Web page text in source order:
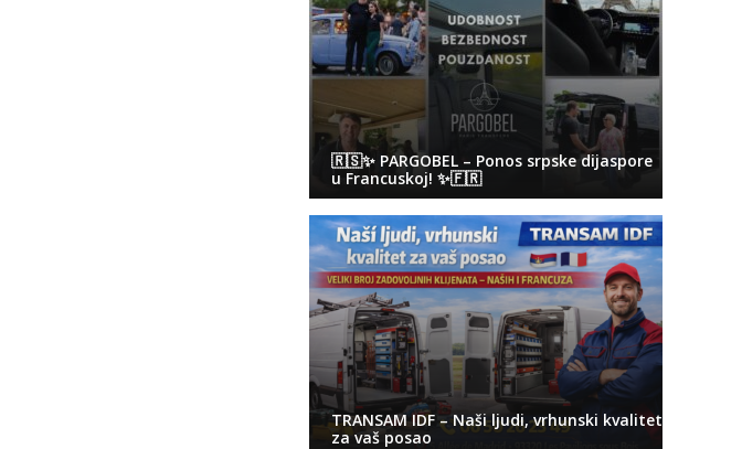
🇷🇸✨ PARGOBEL – Ponos srpske dijaspore
u Francuskoj! ✨🇫🇷
TRANSAM IDF – Naši ljudi, vrhunski kvalitet
za vaš posao